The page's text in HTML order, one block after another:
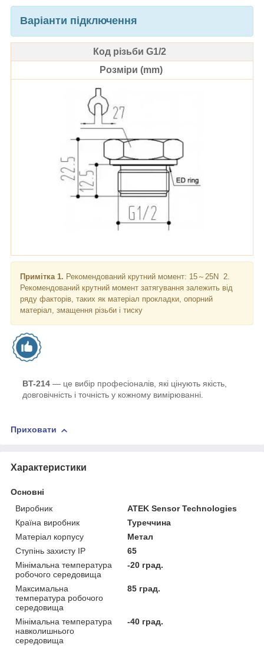
Варіанти підключення
Код різьби G1/2
Розміри (mm)
Примітка 1. Рекомендований крутний момент: 15～25N 2.
Рекомендований крутний момент затягування залежить від
ряду факторів, таких як матеріал прокладки, опорний
матеріал, змащення різьби і тиску
BT-214 — це вибір професіоналів, які цінують якість,
довговічність і точність у кожному вимірюванні.
Приховати
Характеристики
Основні
Виробник
ATEK Sensor Technologies
Країна виробник
Туреччина
Матеріал корпусу
Метал
Ступінь захисту IP
65
Мінімальна температура
робочого середовища
-20 град.
Максимальна
температура робочого
середовища
85 град.
Мінімальна температура
навколишнього
середовища
-40 град.